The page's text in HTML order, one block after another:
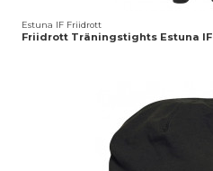
Estuna IF Friidrott
Friidrott Träningstights Estuna IF